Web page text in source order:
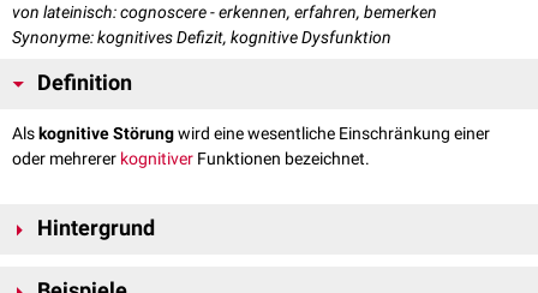
von lateinisch: cognoscere - erkennen, erfahren, bemerken
Synonyme: kognitives Defizit, kognitive Dysfunktion
Definition
Alskognitive Störungwird eine wesentliche Einschränkung einer
oder mehrerer kognitiver Funktionen bezeichnet.
Hintergrund